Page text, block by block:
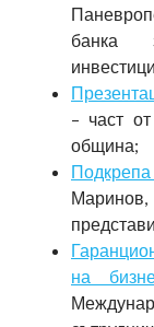
банка
– част
община;
Подкрепа
на